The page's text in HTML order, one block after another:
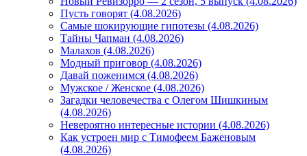
Пусть говорят (4.08.2026)
Самые шокирующие гипотезы (4.08.2026)
Тайны Чапман (4.08.2026)
Малахов (4.08.2026)
Модный приговор (4.08.2026)
Давай поженимся (4.08.2026)
Мужское / Женское (4.08.2026)
Загадки человечества с Олегом Шишкиным
(4.08.2026)
Невероятно интересные истории (4.08.2026)
Как устроен мир с Тимофеем Баженовым
(4.08.2026)